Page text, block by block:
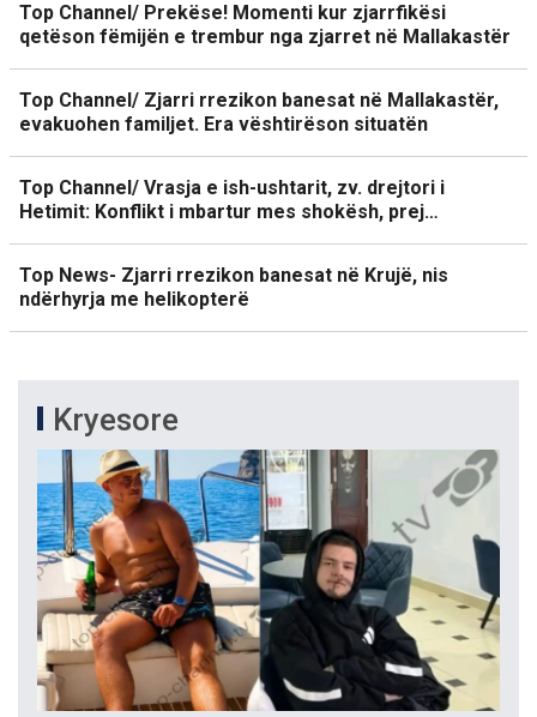
Top Channel/ Prekëse! Momenti kur zjarrfikësi
qetëson fëmijën e trembur nga zjarret në Mallakastër
Top Channel/ Zjarri rrezikon banesat në Mallakastër,
evakuohen familjet. Era vështirëson situatën
Top Channel/ Vrasja e ish-ushtarit, zv. drejtori i
Hetimit: Konflikt i mbartur mes shokësh, prej…
Top News- Zjarri rrezikon banesat në Krujë, nis
ndërhyrja me helikopterë
Kryesore